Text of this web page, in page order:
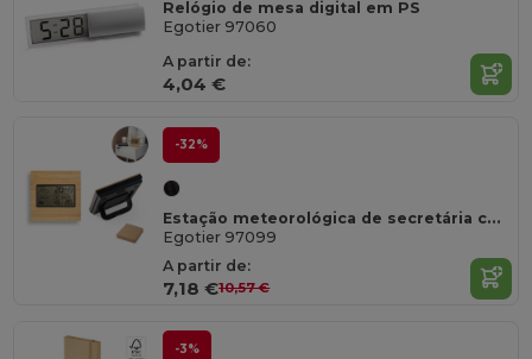
Relógio de mesa digital em PS
Egotier 97060
A partir de:
4,04 €
-32%
Estação meteorológica de secretária com ecrã LCD em ABS e bambu
Egotier 97099
A partir de:
7,18 €10,57 €
-3%